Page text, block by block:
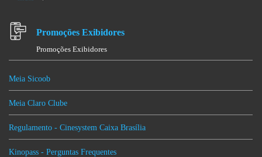
Promoções Exibidores
Promoções Exibidores
Meia Sicoob
Meia Claro Clube
Regulamento - Cinesystem Caixa Brasília
Kinopass - Perguntas Frequentes